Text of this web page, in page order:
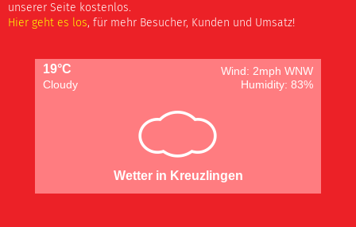
unserer Seite kostenlos.
Hier geht es los, für mehr Besucher, Kunden und Umsatz!
19°C
Wind: 2mph WNW
Cloudy
Humidity: 83%
Wetter in Kreuzlingen